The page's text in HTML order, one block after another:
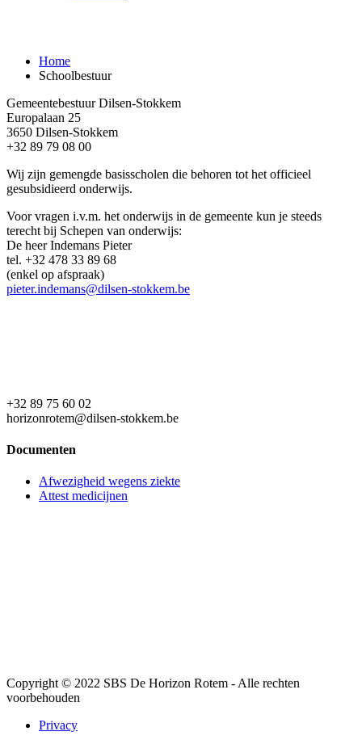
Home
Schoolbestuur
Gemeentebestuur Dilsen-Stokkem
Europalaan 25
3650 Dilsen-Stokkem
+32 89 79 08 00
Wij zijn gemengde basisscholen die behoren tot het officieel
gesubsidieerd onderwijs.
Voor vragen i.v.m. het onderwijs in de gemeente kun je steeds
terecht bij Schepen van onderwijs:
De heer Indemans Pieter
tel. +32 478 33 89 68
(enkel op afspraak)
pieter.indemans@dilsen-stokkem.be
+32 89 75 60 02
horizonrotem@dilsen-stokkem.be
Documenten
Afwezigheid wegens ziekte
Attest medicijnen
Copyright © 2022 SBS De Horizon Rotem - Alle rechten
voorbehouden
Privacy